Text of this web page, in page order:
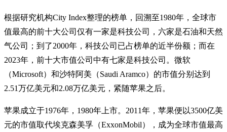
根据研究机构City Index整理的榜单，回溯至1980年，全球市
值最高的前十大公司仅有一家是科技公司，六家是石油和天然
气公司；到了2000年，科技公司已占榜单的近半份额；而在
2023年，前十大市值公司中有七家是科技公司。微软
（Microsoft）和沙特阿美（Saudi Aramco）的市值分别达到
2.51万亿美元和2.08万亿美元，紧随苹果之后。
苹果成立于1976年，1980年上市。2011年，苹果便以3500亿美
元的市值取代埃克森美孚（ExxonMobil），成为全球市值最高